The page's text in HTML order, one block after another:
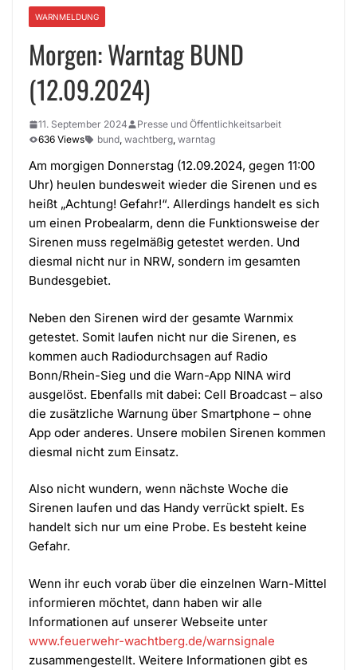
WARNMELDUNG
Morgen: Warntag BUND
(12.09.2024)
11. September 2024
Presse und Öffentlichkeitsarbeit
636 Views
bund, wachtberg, warntag
Am morgigen Donnerstag (12.09.2024, gegen 11:00
Uhr) heulen bundesweit wieder die Sirenen und es
heißt „Achtung! Gefahr!“. Allerdings handelt es sich
um einen Probealarm, denn die Funktionsweise der
Sirenen muss regelmäßig getestet werden. Und
diesmal nicht nur in NRW, sondern im gesamten
Bundesgebiet.
Neben den Sirenen wird der gesamte Warnmix
getestet. Somit laufen nicht nur die Sirenen, es
kommen auch Radiodurchsagen auf Radio
Bonn/Rhein-Sieg und die Warn-App NINA wird
ausgelöst. Ebenfalls mit dabei: Cell Broadcast – also
die zusätzliche Warnung über Smartphone – ohne
App oder anderes. Unsere mobilen Sirenen kommen
diesmal nicht zum Einsatz.
Also nicht wundern, wenn nächste Woche die
Sirenen laufen und das Handy verrückt spielt. Es
handelt sich nur um eine Probe. Es besteht keine
Gefahr.
Wenn ihr euch vorab über die einzelnen Warn-Mittel
informieren möchtet, dann haben wir alle
Informationen auf unserer Webseite unter
www.feuerwehr-wachtberg.de/warnsignale
zusammengestellt. Weitere Informationen gibt es